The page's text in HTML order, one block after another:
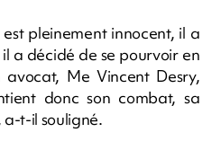
pleinement innocent, il a
a décidé de se pourvoir en
avocat, Me Vincent Desry,
donc son combat, sa
t-il souligné.